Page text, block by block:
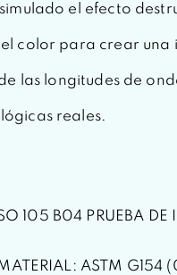
el efecto
color para crear
las longitudes de
reales.
105 B04 PRUEBA
MATERIAL: ASTM